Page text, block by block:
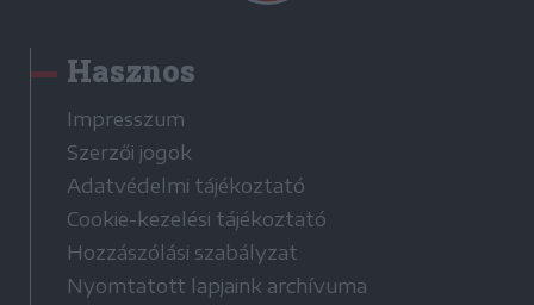
Hasznos
Impresszum
Szerzői jogok
Adatvédelmi tájékoztató
Cookie-kezelési tájékoztató
Hozzászólási szabályzat
Nyomtatott lapjaink archívuma